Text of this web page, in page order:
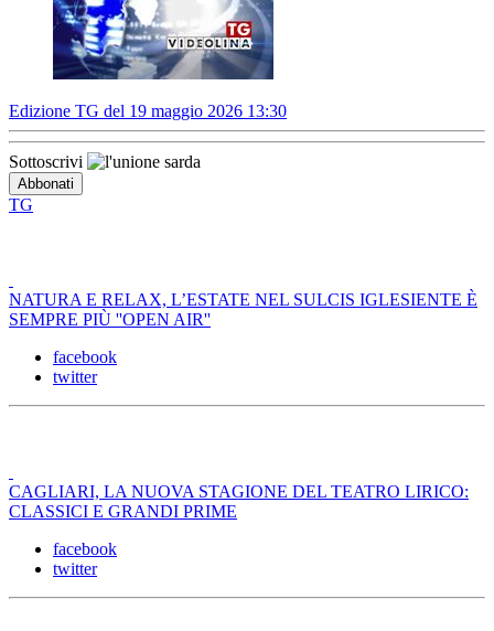
Edizione TG del 19 maggio 2026 13:30
Sottoscrivi
TG
NATURA E RELAX, L’ESTATE NEL SULCIS IGLESIENTE È
SEMPRE PIÙ ''OPEN AIR''
facebook
twitter
CAGLIARI, LA NUOVA STAGIONE DEL TEATRO LIRICO:
CLASSICI E GRANDI PRIME
facebook
twitter